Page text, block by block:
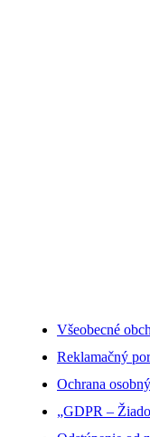
Všeobecné
Reklamačný
Ochrana
„GDPR –